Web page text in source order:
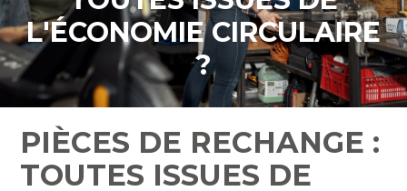
L'ÉCONOMIE CIRCULAIRE
?
PIÈCES DE RECHANGE :
TOUTES ISSUES DE